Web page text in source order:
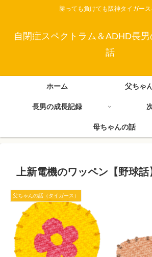
勝っても負けても阪神タイガー
自閉症スペクトラム＆ADHD長
話
ホーム 父ちゃ
長男の成長記録
母ちゃんの話
上新電機のワッペン【野球話
父ちゃんの話（タイガース）